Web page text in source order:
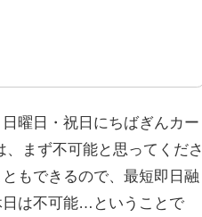
曜日・祝日にちばぎんカー
まず不可能と思ってくださ
もできるので、最短即日融
日は不可能…ということで